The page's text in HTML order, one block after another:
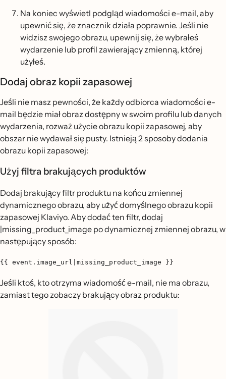
Na koniec wyświetl podgląd wiadomości e-mail, aby
upewnić się, że znacznik działa poprawnie. Jeśli nie
widzisz swojego obrazu, upewnij się, że wybrałeś
wydarzenie lub profil zawierający zmienną, której
użyłeś.
Dodaj obraz kopii zapasowej
Jeśli nie masz pewności, że każdy odbiorca wiadomości e-
mail będzie miał obraz dostępny w swoim profilu lub danych
wydarzenia, rozważ użycie obrazu kopii zapasowej, aby
obszar nie wydawał się pusty. Istnieją 2 sposoby dodania
obrazu kopii zapasowej:
Użyj filtra brakujących produktów
Dodaj brakujący filtr produktu na końcu zmiennej
dynamicznego obrazu, aby użyć domyślnego obrazu kopii
zapasowej Klaviyo. Aby dodać ten filtr, dodaj
|missing_product_image po dynamicznej zmiennej obrazu, w
następujący sposób:
{{ event.image_url|missing_product_image }}
Jeśli ktoś, kto otrzyma wiadomość e-mail, nie ma obrazu,
zamiast tego zobaczy brakujący obraz produktu: